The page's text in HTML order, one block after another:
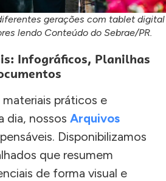
gerações com tablet digital
lendo Conteúdo do Sebrae/PR.
Infográficos, Planilhas
materiais práticos e
dia, nossos Arquivos
Disponibilizamos
que resumem
de forma visual e